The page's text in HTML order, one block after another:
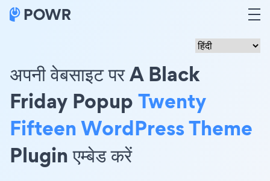
अपनी वेबसाइट पर A Black
Friday PopupTwenty
Fifteen WordPress Theme
Plugin एम्बेड करें